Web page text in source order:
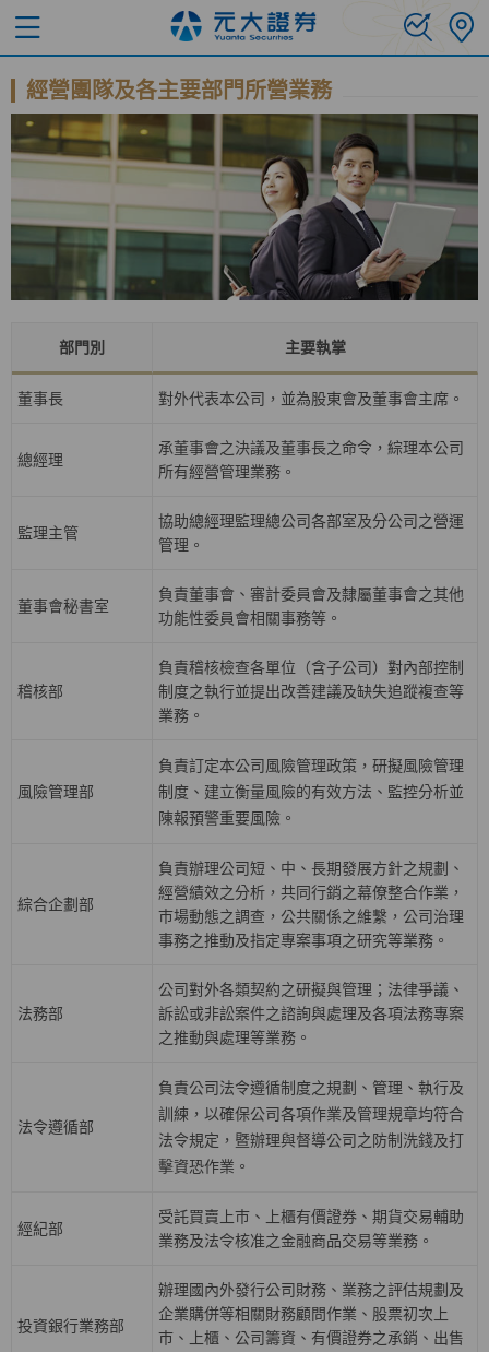
經營團隊及各主要部門所營業務
部門別 主要執掌
董事長 對外代表本公司，並為股東會及董事會主席。
總經理
承董事會之決議及董事長之命令，綜理本公司
所有經營管理業務。
監理主管
協助總經理監理總公司各部室及分公司之營運
管理。
董事會秘書室
負責董事會、審計委員會及隸屬董事會之其他
功能性委員會相關事務等。
稽核部
負責稽核檢查各單位（含子公司）對內部控制
制度之執行並提出改善建議及缺失追蹤複查等
業務。
風險管理部
負責訂定本公司風險管理政策，研擬風險管理
制度、建立衡量風險的有效方法、監控分析並
陳報預警重要風險。
綜合企劃部
負責辦理公司短、中、長期發展方針之規劃、
經營績效之分析，共同行銷之幕僚整合作業，
巿場動態之調查，公共關係之維繫，公司治理
事務之推動及指定專案事項之研究等業務。
法務部
公司對外各類契約之研擬與管理；法律爭議、
訴訟或非訟案件之諮詢與處理及各項法務專案
之推動與處理等業務。
法令遵循部
負責公司法令遵循制度之規劃、管理、執行及
訓練，以確保公司各項作業及管理規章均符合
法令規定，暨辦理與督導公司之防制洗錢及打
擊資恐作業。
經紀部
受託買賣上巿、上櫃有價證券、期貨交易輔助
業務及法令核准之金融商品交易等業務。
投資銀行業務部
辦理國內外發行公司財務、業務之評估規劃及
企業購併等相關財務顧問作業、股票初次上
巿、上櫃、公司籌資、有價證券之承銷、出售